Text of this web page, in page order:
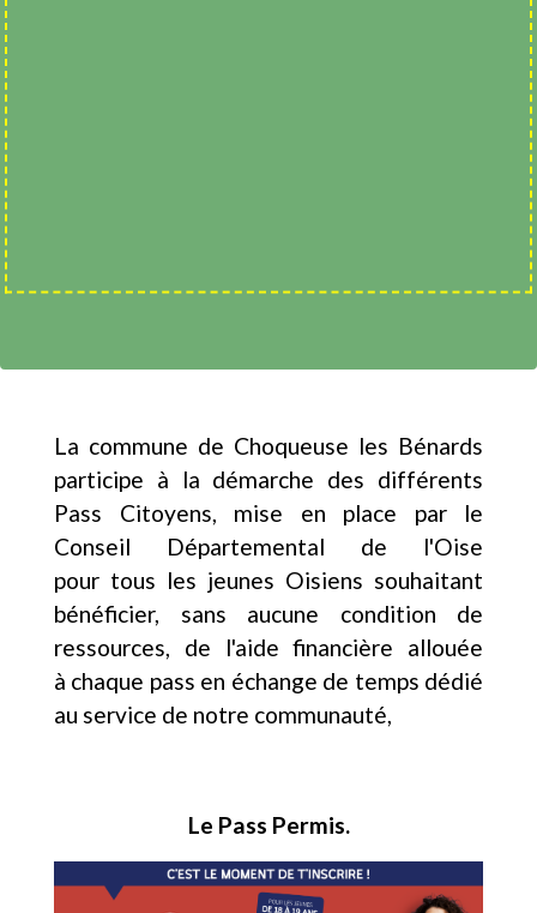
La commune de Choqueuse les Bénards
participe à la démarche des différents
Pass Citoyens, mise en place par le
Conseil Départemental de l'Oise
pour tous les jeunes Oisiens souhaitant
bénéficier, sans aucune condition de
ressources, de l'aide financière allouée
à chaque pass en échange de temps dédié
au service de notre communauté,
Le Pass Permis.